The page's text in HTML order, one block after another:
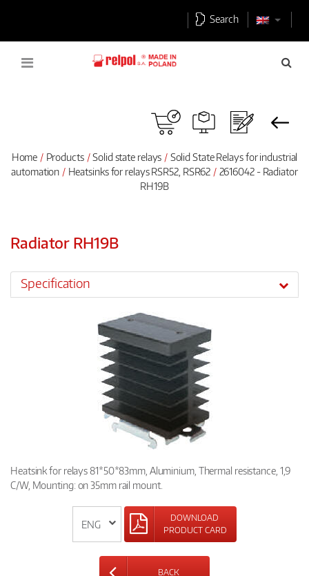
Search
Home Products Solid state relays
Solid State Relays for industrial
automation
Heatsinks for relays RSR52, RSR62
2616042 - Radiator
RH19B
Radiator RH19B
Specification
Heatsink for relays 81*50*83mm, Aluminium, Thermal resistance, 1,9
C/W, Mounting: on 35mm rail mount.
DOWNLOAD
PRODUCT CARD
BACK